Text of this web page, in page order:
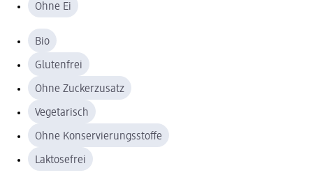
Ohne Ei
Bio
Glutenfrei
Ohne Zuckerzusatz
Vegetarisch
Ohne Konservierungsstoffe
Laktosefrei